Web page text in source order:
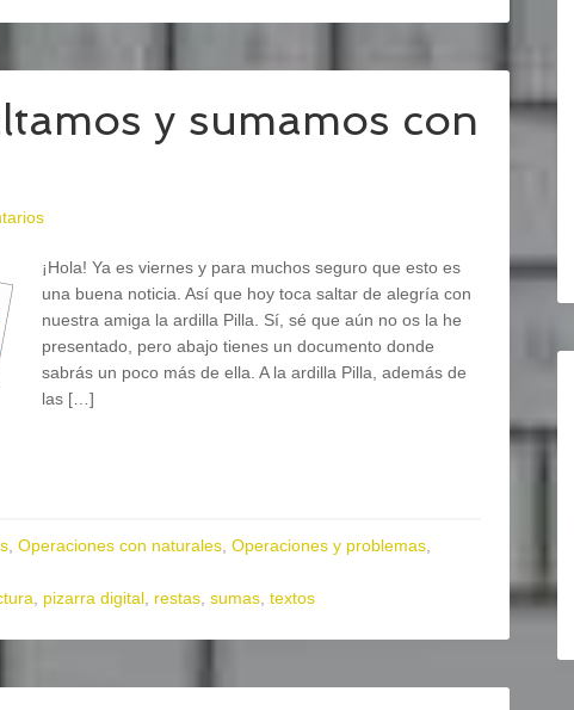
y sumamos con
¡Hola! Ya es viernes y para muchos seguro que esto es
una buena noticia. Así que hoy toca saltar de alegría con
nuestra amiga la ardilla Pilla. Sí, sé que aún no os la he
presentado, pero abajo tienes un documento donde
sabrás un poco más de ella. A la ardilla Pilla, además de
las […]
Operaciones con naturales Operaciones y problemas
pizarra digital restas sumas textos